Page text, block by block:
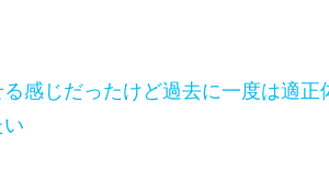
感じだったけど過去に一度は適